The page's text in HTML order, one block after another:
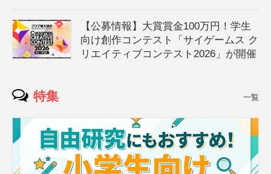
【公募情報】大賞賞金100万円！学生
向け創作コンテスト「サイゲームス ク
リエイティブコンテスト2026」が開催
特集 一覧